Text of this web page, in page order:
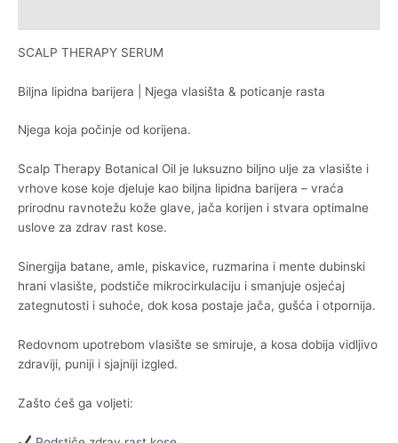
SCALP THERAPY SERUM
Biljna lipidna barijera | Njega vlasišta & poticanje rasta
Njega koja počinje od korijena.
Scalp Therapy Botanical Oil je luksuzno biljno ulje za vlasište i
vrhove kose koje djeluje kao biljna lipidna barijera – vraća
prirodnu ravnotežu kože glave, jača korijen i stvara optimalne
uslove za zdrav rast kose.
Sinergija batane, amle, piskavice, ruzmarina i mente dubinski
hrani vlasište, podstiče mikrocirkulaciju i smanjuje osjećaj
zategnutosti i suhoće, dok kosa postaje jača, gušća i otpornija.
Redovnom upotrebom vlasište se smiruje, a kosa dobija vidljivo
zdraviji, puniji i sjajniji izgled.
Zašto ćeš ga voljeti: